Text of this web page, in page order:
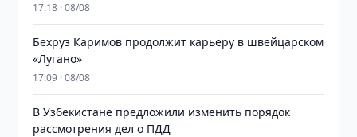
17:18 · 08/08
Бехруз Каримов продолжит карьеру в швейцарском
«Лугано»
17:09 · 08/08
В Узбекистане предложили изменить порядок
рассмотрения дел о ПДД